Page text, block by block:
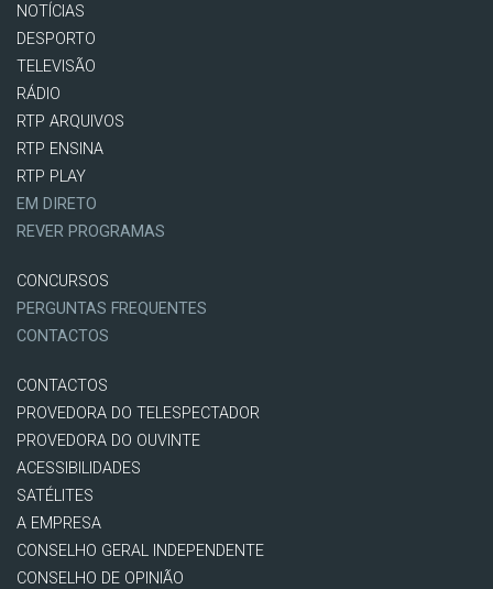
NOTÍCIAS
DESPORTO
TELEVISÃO
RÁDIO
RTP ARQUIVOS
RTP ENSINA
RTP PLAY
EM DIRETO
REVER PROGRAMAS
CONCURSOS
PERGUNTAS FREQUENTES
CONTACTOS
CONTACTOS
PROVEDORA DO TELESPECTADOR
PROVEDORA DO OUVINTE
ACESSIBILIDADES
SATÉLITES
A EMPRESA
CONSELHO GERAL INDEPENDENTE
CONSELHO DE OPINIÃO